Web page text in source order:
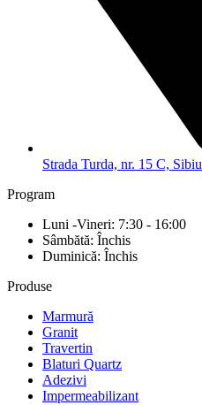
Strada Turda, nr. 15 C, Sibiu
Program
Luni -Vineri: 7:30 - 16:00
Sâmbătă: Închis
Duminică: Închis
Produse
Marmură
Granit
Travertin
Blaturi Quartz
Adezivi
Impermeabilizant